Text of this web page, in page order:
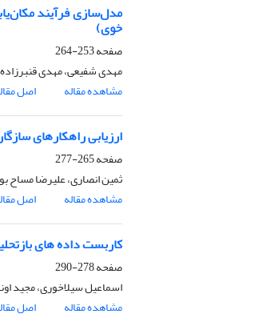
خوی)
صفحه253-264
مهدی شفیعی، مهدی
مشاهده مقاله
اصل
ارزیابی راهکارهای
صفحه265-277
ثمین انصاری، علیرضا مساح
مشاهده مقاله
اصل
کاربست داده های
صفحه278-290
اسماعیل سیلاخوری، مجید
مشاهده مقاله
اصل